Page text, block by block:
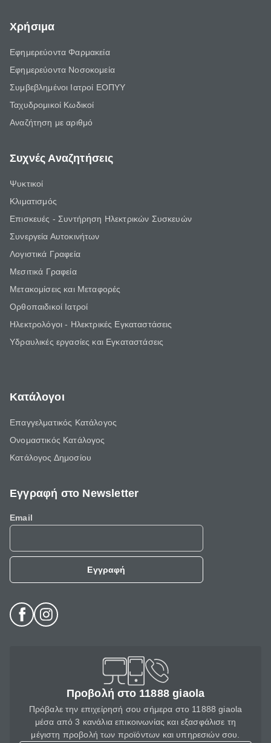
Χρήσιμα
Εφημερεύοντα Φαρμακεία
Εφημερεύοντα Νοσοκομεία
Συμβεβλημένοι Ιατροί ΕΟΠΥΥ
Ταχυδρομικοί Κωδικοί
Αναζήτηση με αριθμό
Συχνές Αναζητήσεις
Ψυκτικοί
Κλιματισμός
Επισκευές - Συντήρηση Ηλεκτρικών Συσκευών
Συνεργεία Αυτοκινήτων
Λογιστικά Γραφεία
Μεσιτικά Γραφεία
Μετακομίσεις και Μεταφορές
Ορθοπαιδικοί Ιατροί
Ηλεκτρολόγοι - Ηλεκτρικές Εγκαταστάσεις
Υδραυλικές εργασίες και Εγκαταστάσεις
Κατάλογοι
Επαγγελματικός Κατάλογος
Ονομαστικός Κατάλογος
Κατάλογος Δημοσίου
Εγγραφή στο Newsletter
Email
Εγγραφή
Προβολή στο 11888 giaola
Πρόβαλε την επιχείρησή σου σήμερα στο 11888 giaola
μέσα από 3 κανάλια επικοινωνίας και εξασφάλισε τη
μέγιστη προβολή των προϊόντων και υπηρεσιών σου.